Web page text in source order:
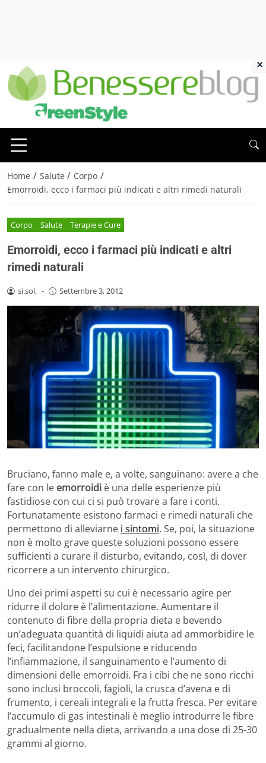
Home / Salute / Corpo /
Emorroidi, ecco i farmaci più indicati e altri rimedi naturali
Corpo Salute Terapie e Cure
Emorroidi, ecco i farmaci più indicati e altri
rimedi naturali
si.sol. - Settembre 3, 2012
Bruciano, fanno male e, a volte, sanguinano: avere a che
fare con le emorroidi è una delle esperienze più
fastidiose con cui ci si può trovare a fare i conti.
Fortunatamente esistono farmaci e rimedi naturali che
permettono di alleviarne i sintomi. Se, poi, la situazione
non è molto grave queste soluzioni possono essere
sufficienti a curare il disturbo, evitando, così, di dover
ricorrere a un intervento chirurgico.
Uno dei primi aspetti su cui è necessario agire per
ridurre il dolore è l’alimentazione. Aumentare il
contenuto di fibre della propria dieta e bevendo
un’adeguata quantità di liquidi aiuta ad ammorbidire le
feci, facilitandone l’espulsione e riducendo
l’infiammazione, il sanguinamento e l’aumento di
dimensioni delle emorroidi. Fra i cibi che ne sono ricchi
sono inclusi broccoli, fagioli, la crusca d’avena e di
frumento, i cereali integrali e la frutta fresca. Per evitare
l’accumulo di gas intestinali è meglio introdurre le fibre
gradualmente nella dieta, arrivando a una dose di 25-30
grammi al giorno.
×